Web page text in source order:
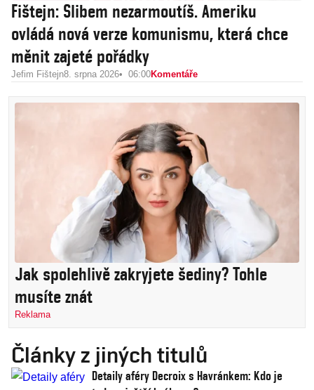
Fištejn: Slibem nezarmoutíš. Ameriku
ovládá nová verze komunismu, která chce
měnit zajeté pořádky
Jefim Fištejn8. srpna 2026 06:00Komentáře
Jak spolehlivě zakryjete šediny? Tohle
musíte znát
Reklama
Články z jiných titulů
Detaily aféry Decroix s Havránkem: Kdo je